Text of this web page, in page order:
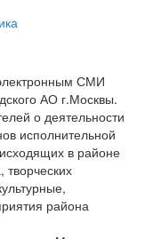
СМИ
АО г.Москвы.
о деятельности
исполнительной
в районе
района